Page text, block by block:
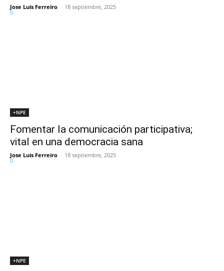
Jose Luis Ferreiro - 18 septiembre, 2025
0
+NPE
Fomentar la comunicación participativa;
vital en una democracia sana
Jose Luis Ferreiro - 18 septiembre, 2025
0
+NPE